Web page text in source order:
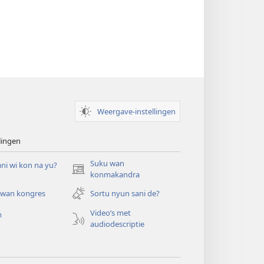
Weergave-instellingen
wi kon na yu?
Suku wan
konmakandra
(opent
nieuw
venster)
kongres
Sortu nyun sani de?
Video’s met
audiodescriptie